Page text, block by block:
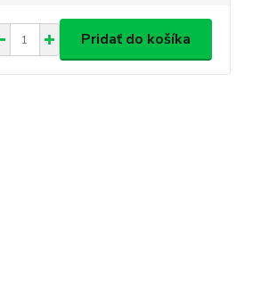
Pridať do košíka